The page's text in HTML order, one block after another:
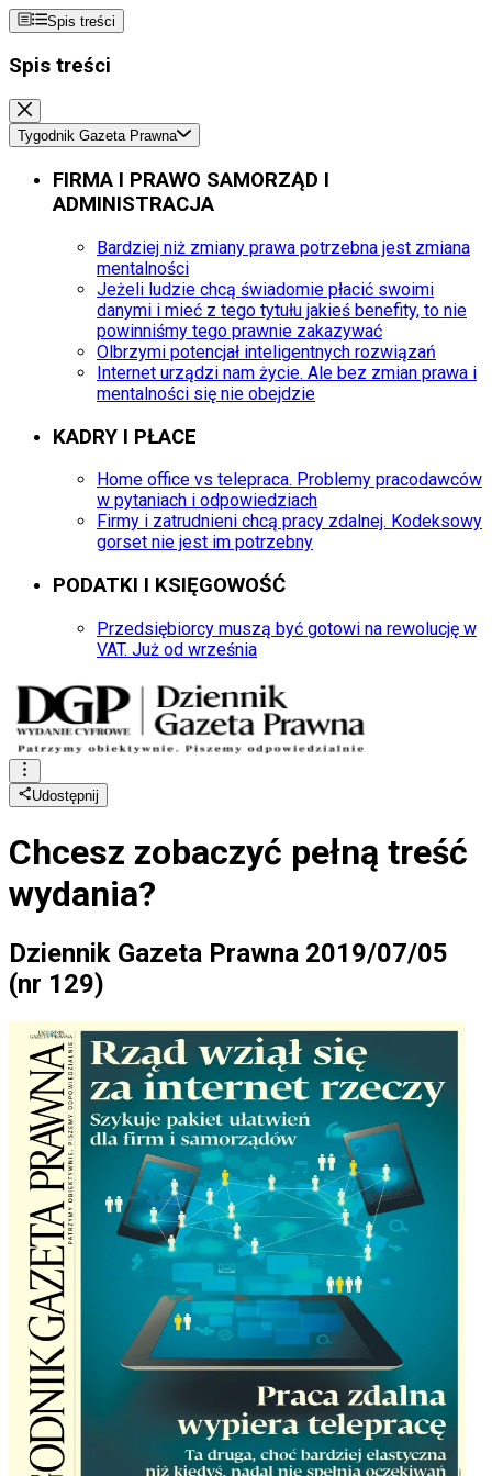
Spis treści
Spis treści
Tygodnik Gazeta Prawna
FIRMA I PRAWO SAMORZĄD I
ADMINISTRACJA
Bardziej niż zmiany prawa potrzebna jest zmiana
mentalności
Jeżeli ludzie chcą świadomie płacić swoimi
danymi i mieć z tego tytułu jakieś benefity, to nie
powinniśmy tego prawnie zakazywać
Olbrzymi potencjał inteligentnych rozwiązań
Internet urządzi nam życie. Ale bez zmian prawa i
mentalności się nie obejdzie
KADRY I PŁACE
Home office vs telepraca. Problemy pracodawców
w pytaniach i odpowiedziach
Firmy i zatrudnieni chcą pracy zdalnej. Kodeksowy
gorset nie jest im potrzebny
PODATKI I KSIĘGOWOŚĆ
Przedsiębiorcy muszą być gotowi na rewolucję w
VAT. Już od września
Udostępnij
Chcesz zobaczyć pełną treść
wydania?
Dziennik Gazeta Prawna 2019/07/05
(nr 129)